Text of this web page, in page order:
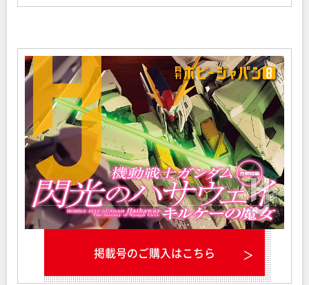
掲載号のご購入はこちら